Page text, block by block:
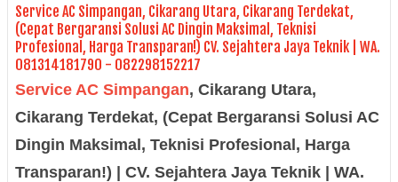
Service AC Simpangan, Cikarang Utara, Cikarang Terdekat,
(Cepat Bergaransi Solusi AC Dingin Maksimal, Teknisi
Profesional, Harga Transparan!) CV. Sejahtera Jaya Teknik | WA.
081314181790 - 082298152217
Service AC Simpangan, Cikarang Utara,
Cikarang Terdekat, (Cepat Bergaransi Solusi AC
Dingin Maksimal, Teknisi Profesional, Harga
Transparan!) | CV. Sejahtera Jaya Teknik | WA.